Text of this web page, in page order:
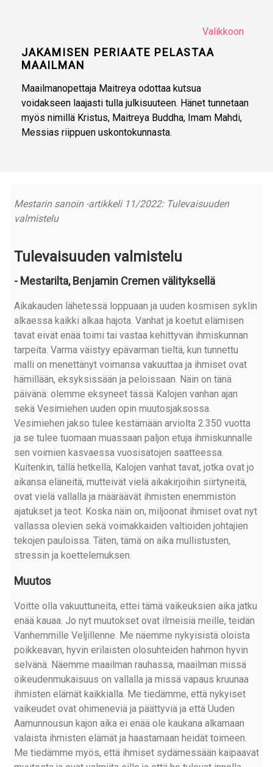
Valikkoon
JAKAMISEN PERIAATE PELASTAA
MAAILMAN
Maailmanopettaja Maitreya odottaa kutsua
voidakseen laajasti tulla julkisuuteen. Hänet tunnetaan
myös nimillä Kristus, Maitreya Buddha, Imam Mahdi,
Messias riippuen uskontokunnasta.
Mestarin sanoin -artikkeli 11/2022: Tulevaisuuden
valmistelu
Tulevaisuuden valmistelu
- Mestarilta, Benjamin Cremen välityksellä
Aikakauden lähetessä loppuaan ja uuden kosmisen syklin
alkaessa kaikki alkaa hajota. Vanhat ja koetut elämisen
tavat eivät enää toimi tai vastaa kehittyvän ihmiskunnan
tarpeita. Varma väistyy epävarman tieltä, kun tunnettu
malli on menettänyt voimansa vakuuttaa ja ihmiset ovat
hämillään, eksyksissään ja peloissaan. Näin on tänä
päivänä: olemme eksyneet tässä Kalojen vanhan ajan
sekä Vesimiehen uuden opin muutosjaksossa.
Vesimiehen jakso tulee kestämään arviolta 2.350 vuotta
ja se tulee tuomaan muassaan paljon etuja ihmiskunnalle
sen voimien kasvaessa vuosisatojen saatteessa.
Kuitenkin, tällä hetkellä, Kalojen vanhat tavat, jotka ovat jo
aikansa eläneitä, mutteivät vielä aikakirjoihin siirtyneitä,
ovat vielä vallalla ja määräävät ihmisten enemmistön
ajatukset ja teot. Koska näin on, miljoonat ihmiset ovat nyt
vallassa olevien sekä voimakkaiden valtioiden johtajien
tekojen pauloissa. Täten, tämä on aika mullistusten,
stressin ja koettelemuksen.
Muutos
Voitte olla vakuuttuneita, ettei tämä vaikeuksien aika jatku
enää kauaa. Jo nyt muutokset ovat ilmeisiä meille, teidän
Vanhemmille Veljillenne. Me näemme nykyisistä oloista
poikkeavan, hyvin erilaisten olosuhteiden hahmon hyvin
selvänä. Näemme maailman rauhassa, maailman missä
oikeudenmukaisuus on vallalla ja missä vapaus kruunaa
ihmisten elämät kaikkialla. Me tiedämme, että nykyiset
vaikeudet ovat ohimeneviä ja päättyviä ja että Uuden
Aamunnousun kajon aika ei enää ole kaukana alkamaan
valaista ihmisten elämät ja haastamaan heidät toimeen.
Me tiedämme myös, että ihmiset sydämessään kaipaavat